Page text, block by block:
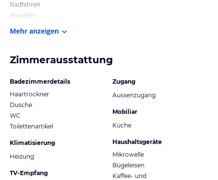
Radfahren
Wandern
Mehr anzeigen
Zimmerausstattung
Badezimmerdetails
Haartrockner
Dusche
WC
Toilettenartikel
Klimatisierung
Heizung
TV-Empfang
Zugang
Aussenzugang
Mobiliar
Küche
Haushaltsgeräte
Mikrowelle
Bügeleisen
Kaffee- und